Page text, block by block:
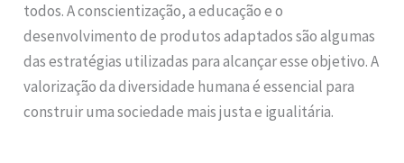
todos. A conscientização, a educação e o
desenvolvimento de produtos adaptados são algumas
das estratégias utilizadas para alcançar esse objetivo. A
valorização da diversidade humana é essencial para
construir uma sociedade mais justa e igualitária.